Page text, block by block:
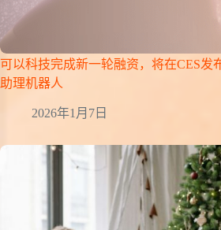
可以科技完成新一轮融资，将在CES发
助理机器人
2026年1月7日